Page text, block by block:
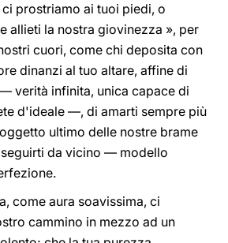
prostriamo ai tuoi piedi, o
allieti la nostra giovinezza », per
cuori, come chi deposita con
dinanzi al tuo altare, affine di
verità infinita, unica capace di
d'ideale —, di amarti sempre più
ultimo delle nostre brame
da vicino — modello
come aura soavissima, ci
cammino in mezzo ad un